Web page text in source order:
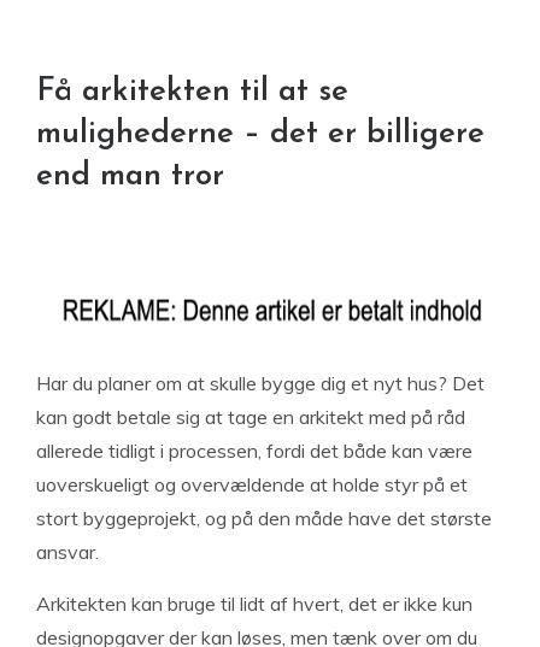
Få arkitekten til at se
mulighederne – det er billigere
end man tror
Har du planer om at skulle bygge dig et nyt hus? Det
kan godt betale sig at tage en arkitekt med på råd
allerede tidligt i processen, fordi det både kan være
uoverskueligt og overvældende at holde styr på et
stort byggeprojekt, og på den måde have det største
ansvar.
Arkitekten kan bruge til lidt af hvert, det er ikke kun
designopgaver der kan løses, men tænk over om du